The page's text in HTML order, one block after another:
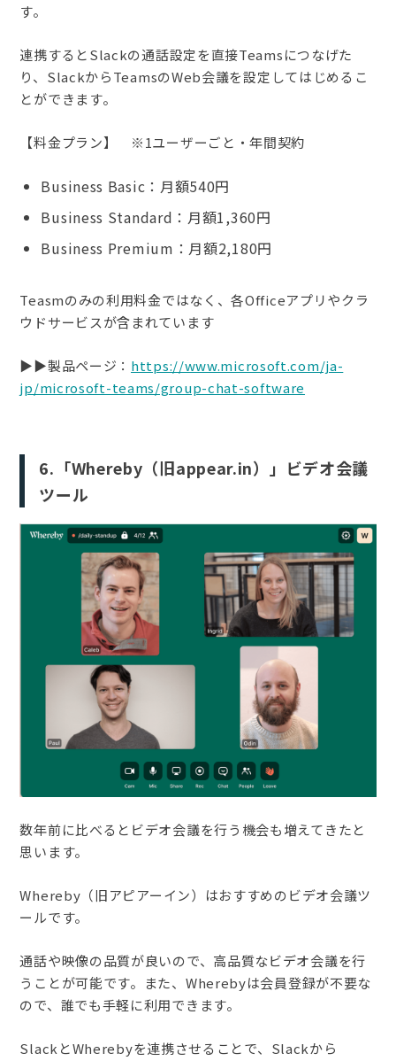
す。
連携するとSlackの通話設定を直接Teamsにつなげた
り、SlackからTeamsのWeb会議を設定してはじめるこ
とができます。
【料金プラン】 ※1ユーザーごと・年間契約
Business Basic：月額540円
Business Standard：月額1,360円
Business Premium：月額2,180円
Teasmのみの利用料金ではなく、各Officeアプリやクラ
ウドサービスが含まれています
▶︎▶︎製品ページ： https://www.microsoft.com/ja-
jp/microsoft-teams/group-chat-software
6.「Whereby（旧appear.in）」ビデオ会議
ツール
数年前に比べるとビデオ会議を行う機会も増えてきたと
思います。
Whereby（旧アピアーイン）はおすすめのビデオ会議ツ
ールです。
通話や映像の品質が良いので、高品質なビデオ会議を行
うことが可能です。また、Wherebyは会員登録が不要な
ので、誰でも手軽に利用できます。
SlackとWherebyを連携させることで、Slackから